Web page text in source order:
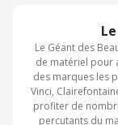
Le Géant des
de matériel pour
des marques les
Vinci,
profiter de
percutants du